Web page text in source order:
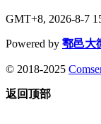
GMT+8, 2026-8-7
Powered by 鄠邑大
© 2018-2025
返回顶部